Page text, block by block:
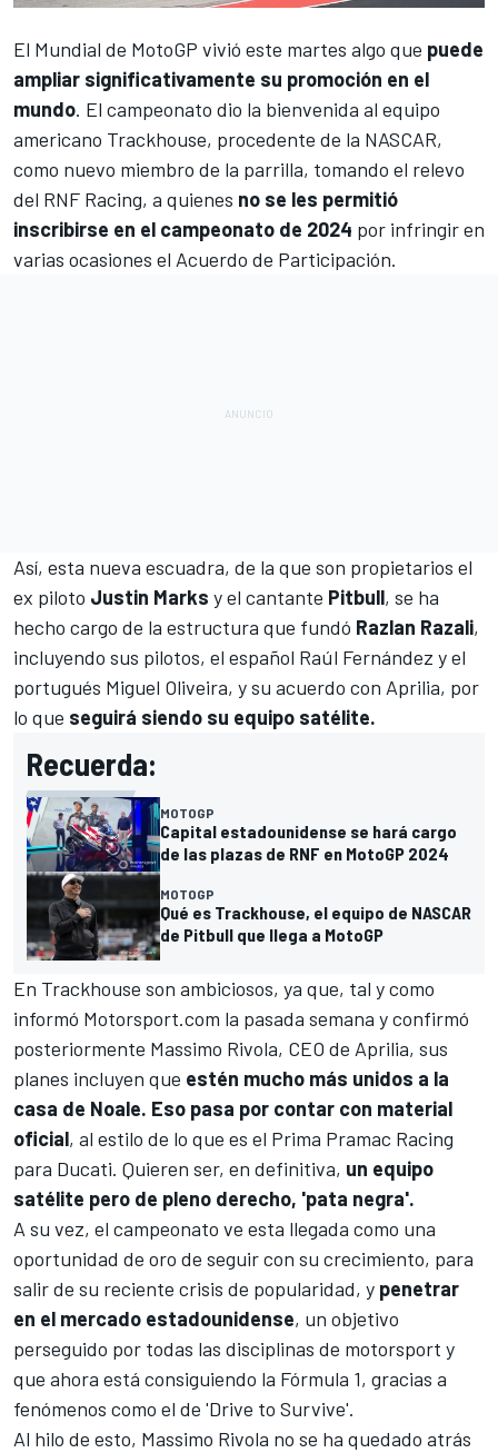
El Mundial de MotoGP vivió este martes algo que puede
ampliar significativamente su promoción en el
mundo. El campeonato dio la bienvenida al equipo
americano Trackhouse, procedente de la NASCAR,
como nuevo miembro de la parrilla, tomando el relevo
del RNF Racing, a quienes no se les permitió
inscribirse en el campeonato de 2024 por infringir en
varias ocasiones el Acuerdo de Participación.
Así, esta nueva escuadra, de la que son propietarios el
ex piloto Justin Marks y el cantante Pitbull, se ha
hecho cargo de la estructura que fundó Razlan Razali,
incluyendo sus pilotos, el español Raúl Fernández y el
portugués Miguel Oliveira, y su acuerdo con Aprilia, por
lo que seguirá siendo su equipo satélite.
Recuerda:
MOTOGP
Capital estadounidense se hará cargo
de las plazas de RNF en MotoGP 2024
MOTOGP
Qué es Trackhouse, el equipo de NASCAR
de Pitbull que llega a MotoGP
En Trackhouse son ambiciosos, ya que, tal y como
informó Motorsport.com la pasada semana y confirmó
posteriormente Massimo Rivola, CEO de Aprilia, sus
planes incluyen que estén mucho más unidos a la
casa de Noale. Eso pasa por contar con material
oficial, al estilo de lo que es el Prima Pramac Racing
para Ducati. Quieren ser, en definitiva, un equipo
satélite pero de pleno derecho, 'pata negra'.
A su vez, el campeonato ve esta llegada como una
oportunidad de oro de seguir con su crecimiento, para
salir de su reciente crisis de popularidad, y penetrar
en el mercado estadounidense, un objetivo
perseguido por todas las disciplinas de motorsport y
que ahora está consiguiendo la Fórmula 1, gracias a
fenómenos como el de 'Drive to Survive'.
Al hilo de esto, Massimo Rivola no se ha quedado atrás